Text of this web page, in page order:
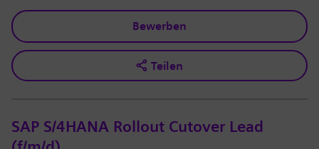
Bewerben
Teilen
SAP S/4HANA Rollout Cutover Lead